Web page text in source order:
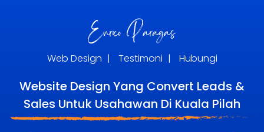
Web Design | Testimoni | Hubungi
Website Design Yang Convert Leads &
Sales Untuk Usahawan Di Kuala Pilah